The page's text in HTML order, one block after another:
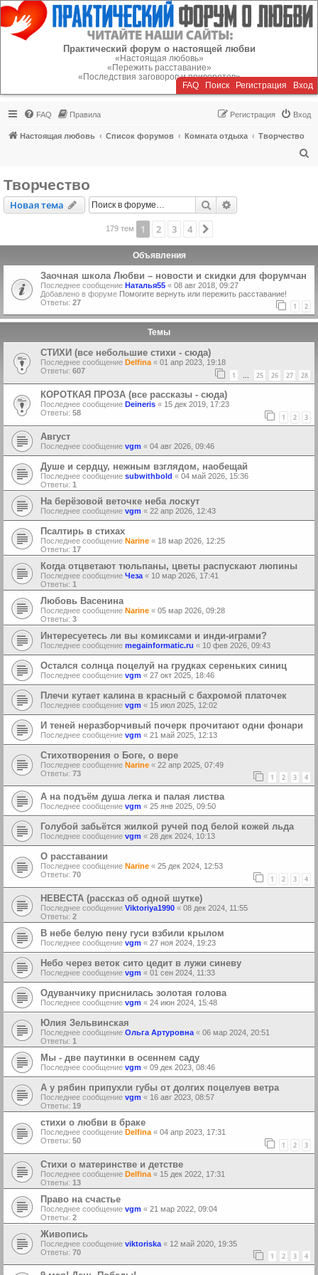
Регистрация
Практический форум о настоящей любви
«Настоящая любовь»
«Пережить расставание»
«Последствия заговоров и приворотов»
FAQ Поиск Регистрация Вход
FAQ Правила Вход
Регистрация
Настоящая любовь Список форумов Комната отдыха
Творчество
Творчество
Новая тема
Новаятема Поиск
179 тем 1 2 3 4
Объявления
Заочная школа Любви – новости и скидки для форумчан
Последнее сообщение Наталья55 « 08 авг 2018, 09:27
Добавлено в форуме Помогите вернуть или пережить расставание!
Ответы: 27 1 2
Темы
СТИХИ (все небольшие стихи - сюда)
Последнее сообщение Delfina « 01 апр 2023, 19:18
Ответы: 607 1 … 25 26 27 28
КОРОТКАЯ ПРОЗА (все рассказы - сюда)
Последнее сообщение Deineris « 15 дек 2019, 17:23
Ответы: 58 1 2 3
Август
Последнее сообщение vgm « 04 авг 2026, 09:46
Душе и сердцу, нежным взглядом, наобещай
Последнее сообщение subwithbold « 04 май 2026, 15:36
Ответы: 1
На берёзовой веточке неба лоскут
Последнее сообщение vgm « 22 апр 2026, 12:43
Псалтирь в стихах
Последнее сообщение Narine « 18 мар 2026, 12:25
Ответы: 17
Когда отцветают тюльпаны, цветы распускают люпины
Последнее сообщение Чеза « 10 мар 2026, 17:41
Ответы: 1
Любовь Васенина
Последнее сообщение Narine « 05 мар 2026, 09:28
Ответы: 3
Интересуетесь ли вы комиксами и инди-играми?
Последнее сообщение megainformatic.ru « 10 фев 2026, 09:43
Остался солнца поцелуй на грудках сереньких синиц
Последнее сообщение vgm « 27 окт 2025, 18:46
Плечи кутает калина в красный с бахромой платочек
Последнее сообщение vgm « 15 июл 2025, 12:02
И теней неразборчивый почерк прочитают одни фонари
Последнее сообщение vgm « 21 май 2025, 12:13
Стихотворения о Боге, о вере
Последнее сообщение Narine « 22 апр 2025, 07:49
Ответы: 73 1 2 3 4
А на подъём душа легка и палая листва
Последнее сообщение vgm « 25 янв 2025, 09:50
Голубой забьётся жилкой ручей под белой кожей льда
Последнее сообщение vgm « 28 дек 2024, 10:13
О расставании
Последнее сообщение Narine « 25 дек 2024, 12:53
Ответы: 70 1 2 3 4
НЕВЕСТА (рассказ об одной шутке)
Последнее сообщение Viktoriya1990 « 08 дек 2024, 11:55
Ответы: 2
В небе белую пену гуси взбили крылом
Последнее сообщение vgm « 27 ноя 2024, 19:23
Небо через веток сито цедит в лужи синеву
Последнее сообщение vgm « 01 сен 2024, 11:33
Одуванчику приснилась золотая голова
Последнее сообщение vgm « 24 июн 2024, 15:48
Юлия Зельвинская
Последнее сообщение Ольга Артуровна « 06 мар 2024, 20:51
Ответы: 1
Мы - две паутинки в осеннем саду
Последнее сообщение vgm « 09 дек 2023, 08:46
А у рябин припухли губы от долгих поцелуев ветра
Последнее сообщение vgm « 16 авг 2023, 08:57
Ответы: 19
стихи о любви в браке
Последнее сообщение Delfina « 04 апр 2023, 17:31
Ответы: 50 1 2 3
Стихи о материнстве и детстве
Последнее сообщение Delfina « 15 дек 2022, 17:31
Ответы: 13
Право на счастье
Последнее сообщение vgm « 21 мар 2022, 09:04
Ответы: 2
Живопись
Последнее сообщение viktoriska « 12 май 2020, 19:35
Ответы: 70 1 2 3 4